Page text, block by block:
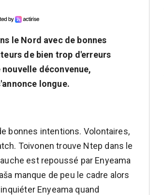
le Nord avec de bonnes
de bien trop d'erreurs
déconvenue,
longue.
bonnes intentions. Volontaires,
Toivonen trouve Ntep dans le
est repoussé par Enyeama
manque de peu le cadre alors
Enyeama quand